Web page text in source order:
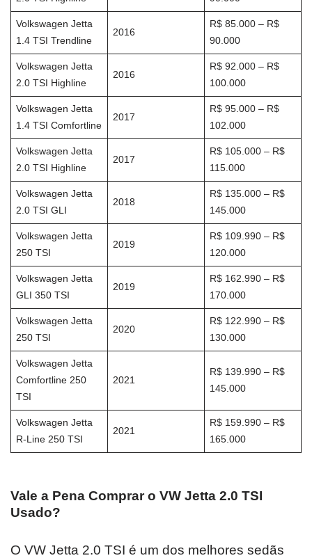
Volkswagen Jetta
1.4 TSI Trendline
2016
R$ 85.000 – R$
90.000
Volkswagen Jetta
2.0 TSI Highline
2016
R$ 92.000 – R$
100.000
Volkswagen Jetta
1.4 TSI Comfortline
2017
R$ 95.000 – R$
102.000
Volkswagen Jetta
2.0 TSI Highline
2017
R$ 105.000 – R$
115.000
Volkswagen Jetta
2.0 TSI GLI
2018
R$ 135.000 – R$
145.000
Volkswagen Jetta
250 TSI
2019
R$ 109.990 – R$
120.000
Volkswagen Jetta
GLI 350 TSI
2019
R$ 162.990 – R$
170.000
Volkswagen Jetta
250 TSI
2020
R$ 122.990 – R$
130.000
Volkswagen Jetta
Comfortline 250
TSI
2021
R$ 139.990 – R$
145.000
Volkswagen Jetta
R-Line 250 TSI
2021
R$ 159.990 – R$
165.000
Vale a Pena Comprar o VW Jetta 2.0 TSI
Usado?
O VW Jetta 2.0 TSI é um dos melhores sedãs